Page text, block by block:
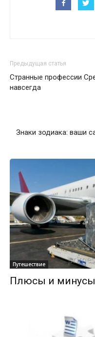
Предыдущая статья
Странные профессии
навсегда
Знаки зодиака: ваши
Путешествие
Плюсы и минусы